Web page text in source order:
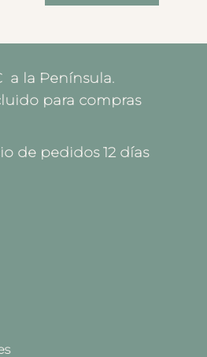
a la Península.
para compras
de pedidos 12 días